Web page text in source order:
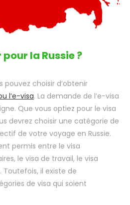
la Russie ?
pouvez choisir d’obtenir
l’e-visa. La demande de l’e-visa
Que vous optiez pour le visa
devrez choisir une catégorie de
de votre voyage en Russie.
permis entre le visa
le visa de travail, le visa
il existe de
de visa qui soient